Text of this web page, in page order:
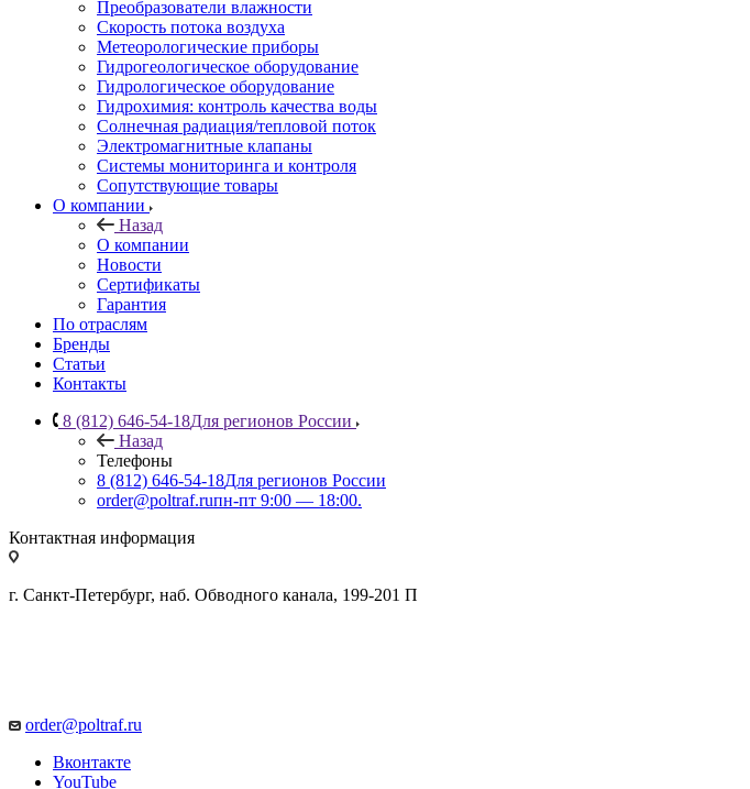
Преобразователи влажности
Скорость потока воздуха
Метеорологические приборы
Гидрогеологическое оборудование
Гидрологическое оборудование
Гидрохимия: контроль качества воды
Солнечная радиация/тепловой поток
Электромагнитные клапаны
Системы мониторинга и контроля
Сопутствующие товары
О компании
Назад
О компании
Новости
Сертификаты
Гарантия
По отраслям
Бренды
Статьи
Контакты
8 (812) 646-54-18Для регионов России
Назад
Телефоны
8 (812) 646-54-18Для регионов России
order@poltraf.ruпн-пт 9:00 — 18:00.
Контактная информация
г. Санкт-Петербург, наб. Обводного канала, 199-201 П
order@poltraf.ru
Вконтакте
YouTube